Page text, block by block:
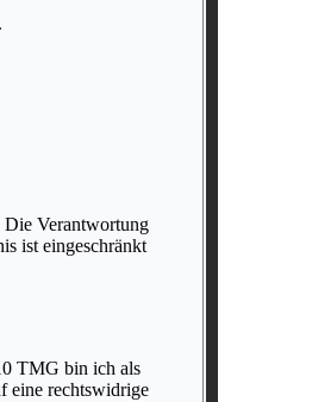
Die Verantwortung
ist eingeschränkt
TMG bin ich als
eine rechtswidrige